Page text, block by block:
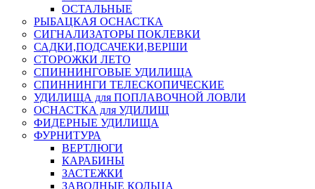
ОСТАЛЬНЫЕ
РЫБАЦКАЯ ОСНАСТКА
СИГНАЛИЗАТОРЫ ПОКЛЕВКИ
САДКИ,ПОДСАЧЕКИ,ВЕРШИ
СТОРОЖКИ ЛЕТО
СПИННИНГОВЫЕ УДИЛИЩА
СПИННИНГИ ТЕЛЕСКОПИЧЕСКИЕ
УДИЛИЩА для ПОПЛАВОЧНОЙ ЛОВЛИ
ОСНАСТКА для УДИЛИЩ
ФИДЕРНЫЕ УДИЛИЩА
ФУРНИТУРА
ВЕРТЛЮГИ
КАРАБИНЫ
ЗАСТЕЖКИ
ЗАВОДНЫЕ КОЛЬЦА